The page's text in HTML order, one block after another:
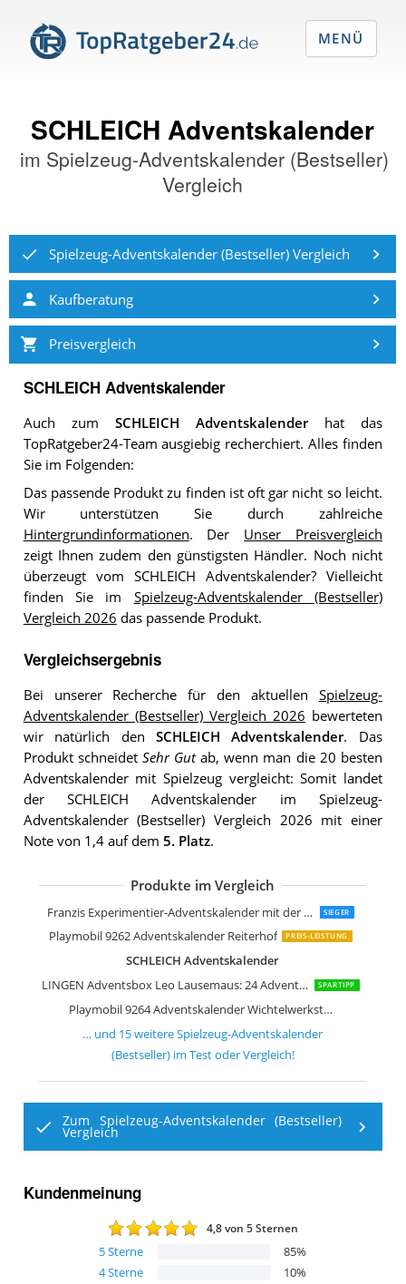
SCHLEICH Adventskalender
im Spielzeug-Adventskalender (Bestseller)
Vergleich
Spielzeug-Adventskalender (Bestseller) Vergleich
Kaufberatung
Preisvergleich
SCHLEICH Adventskalender
Auch zum SCHLEICH Adventskalenderhat das
TopRatgeber24-Team ausgiebig recherchiert. Alles finden
Sie im Folgenden:
Das passende Produkt zu finden ist oft gar nicht so leicht.
Wir unterstützen Sie durch zahlreiche
Hintergrundinformationen. Der Unser Preisvergleich
zeigt Ihnen zudem den günstigsten Händler. Noch nicht
überzeugt vom SCHLEICH Adventskalender? Vielleicht
finden Sie im Spielzeug-Adventskalender (Bestseller)
Vergleich 2026 das passende Produkt.
Vergleichsergebnis
Bei unserer Recherche für den aktuellen Spielzeug-
Adventskalender (Bestseller) Vergleich 2026 bewerteten
wir natürlich den SCHLEICH Adventskalender. Das
Produkt schneidet Sehr Gutab, wenn man die 20 besten
Adventskalender mit Spielzeug vergleicht: Somit landet
der SCHLEICH Adventskalender im Spielzeug-
Adventskalender (Bestseller) Vergleich 2026 mit einer
Note von 1,4 auf dem 5. Platz.
Produkte im Vergleich
Franzis Experimentier-Adventskalender mit der Maus SIEGER
Playmobil 9262 Adventskalender Reiterhof PREIS-LEISTUNG
SCHLEICH Adventskalender
LINGEN Adventsbox Leo Lausemaus: 24 Adventsgeschichten
SPARTIPP
Playmobil 9264 Adventskalender Wichtelwerkstatt
Ravensburger GraviTrax
LEGO City Adventskalender
LEGO Harry Potter Adventskalender
LEGO City Adventskalender 2025
LEGO Minecraft Adventskalender
LEGO Star Wars Adventskalender
LEGO Star Wars Adventskalender
peiranup Kristalle Adventskalender
… und 15weitereSpielzeug-Adventskalender
(Bestseller)im Test oder Vergleich!
Zum Spielzeug-Adventskalender (Bestseller)
Vergleich
Kundenmeinung
4,8von 5 Sternen
5Sterne 85%
4Sterne 10%
MENÜ